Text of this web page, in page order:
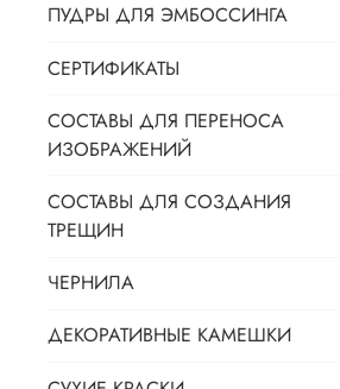
ПУДРЫ ДЛЯ ЭМБОССИНГА
СЕРТИФИКАТЫ
СОСТАВЫ ДЛЯ ПЕРЕНОСА
ИЗОБРАЖЕНИЙ
СОСТАВЫ ДЛЯ СОЗДАНИЯ
ТРЕЩИН
ЧЕРНИЛА
ДЕКОРАТИВНЫЕ КАМЕШКИ